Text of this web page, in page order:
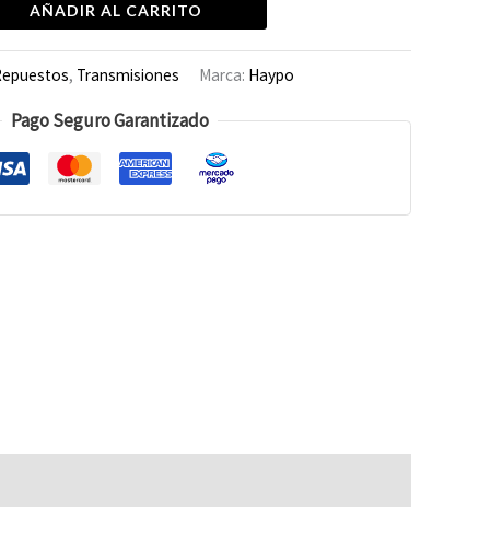
AÑADIR AL CARRITO
, Transmisiones Marca: Haypo
Pago Seguro Garantizado